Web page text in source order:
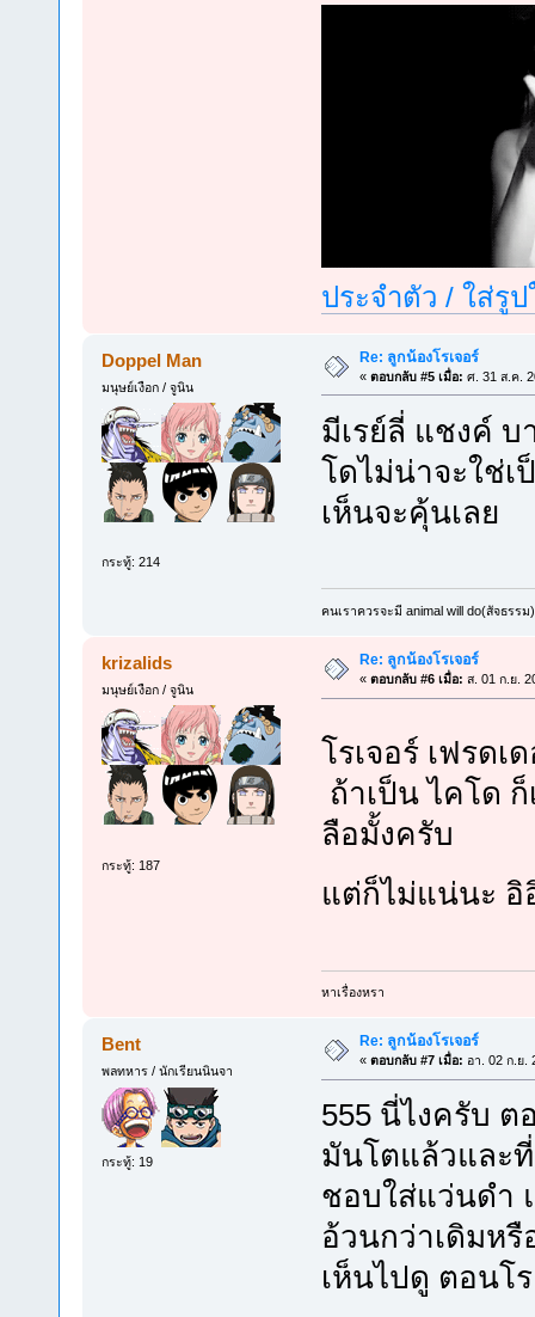
ประจำตัว / ใส่รู
Doppel Man
มนุษย์เงือก / จูนิน
กระทู้: 214
Re: ลูกน้องโรเจอร์
« ตอบกลับ #5 เมื่อ: ศ. 31 ส.ค.
มีเรย์ลี่ แชงค์
โดไม่น่าจะใช่
เห็นจะคุ้นเลย
คนเราควรจะมี animal will do(สัจธรรม)
krizalids
มนุษย์เงือก / จูนิน
กระทู้: 187
Re: ลูกน้องโรเจอร์
« ตอบกลับ #6 เมื่อ: ส. 01 ก.ย.
โรเจอร์ เฟรดเ
ถ้าเป็น ไคโด
ลือมั้งครับ
แต่ก็ไม่แน่นะ
หาเรื่องหรา
Bent
พลทหาร / นักเรียนนินจา
กระทู้: 19
Re: ลูกน้องโรเจอร์
« ตอบกลับ #7 เมื่อ: อา. 02 ก.ย.
555 นี่ไงครับ ต
มันโตแล้วและ
ชอบใส่แว่นดำ
อ้วนกว่าเดิมหรื
เห็นไปดู ตอนโ